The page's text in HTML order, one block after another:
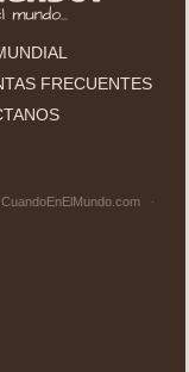
FRECUENTES